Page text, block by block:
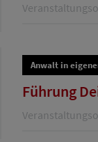
Anwalt in
Führung